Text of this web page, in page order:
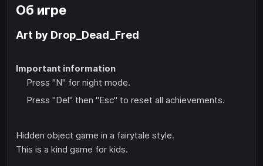
Об игре
Art by Drop_Dead_Fred
Important information
Press "N" for night mode.
Press "Del" then "Esc" to reset all achievements.
Hidden object game in a fairytale style.
This is a kind game for kids.